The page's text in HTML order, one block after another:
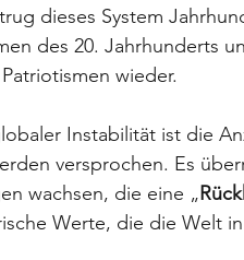
dieses System
des 20. Jahrhunderts
wieder.
Instabilität ist die
versprochen. Es
wachsen, die eine „
Werte, die die Welt